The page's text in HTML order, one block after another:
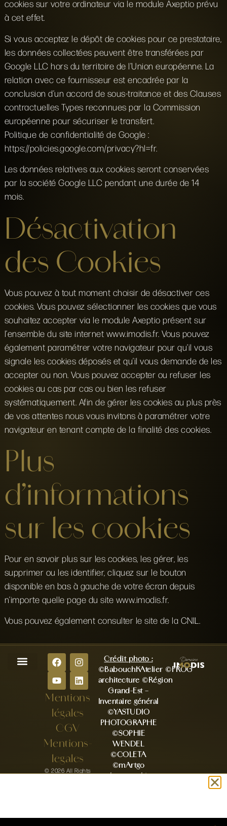
cookies sur votre ordinateur via le module Axeptio prévu
à cet effet.
Si vous acceptez le dépôt de cookies pour ce prestataire,
les données collectées peuvent être transférées par
Google LLC hors du territoire de l’Union européenne. La
relation avec ce fournisseur est encadrée par la
conclusion d’un accord de sous-traitance et des Clauses
contractuelles Types reconnues par la Commission
européenne pour sécuriser le transfert.
Politique de confidentialité de Google :
https://policies.google.com/privacy?hl=fr.
Les données relatives aux cookies seront conservées
par la société Google LLC pendant une durée de 14
mois.
Désactivation
des Cookies
Vous pouvez à tout moment choisir de désactiver ces
cookies. Vous pouvez sélectionner les cookies que vous
souhaitez accepter via le module Axeptio présent sur
l’ensemble du site internet www.imodis.fr. Vous pouvez
également paramétrer votre navigateur pour qu’il vous
signale les cookies déposés et qu’il vous demande de les
accepter ou non. Vous pouvez accepter ou refuser les
cookies au cas par cas ou bien les refuser
systématiquement. Afin de gérer les cookies au plus près
de vos attentes nous vous invitons à paramétrer votre
navigateur en tenant compte de la finalité des cookies.
Plus
d’informations
sur les cookies
Pour en savoir plus sur les cookies, les gérer, les
supprimer ou les identifier, cliquez sur le bouton
disponible en bas à gauche de votre écran depuis
n’importe quelle page du site www.imodis.fr.
Vous pouvez également consulter le site de la CNIL.
Mentions
légales
CGV
Mentions-
legales
© 2026 All Rights
Crédit photo :
©BabouchKAtelier ©FRÖG
architecture ©Région
Grand-Est –
Inventaire général
©YASTUDIO
PHOTOGRAPHE
©SOPHIE
WENDEL
©COLETA
©mArtgo
photographie
©Charlotte